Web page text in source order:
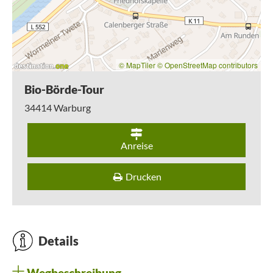
und Klaus Engemann haben mit Sonderkulturen wie
Pilzzucht, Chicorée und Erdbeeren und dem vielfältigen
Gemüseanbau den Anfang gemacht. Im Ort wird
mittlerweile auf einem überdurchschnittlich hohen Anteil
der bewirtschafteten Fläche ökologischer Landbau
betrieben.
Durch den Stubbig fahren wir auf dem Feldweg Richtung
Lütgeneder. Wir verlassen kurz den ausgeschilderten
Radweg und fahren Richtung Borgentreich. Dort passieren
wir den Echeler Bruch, wo man eine Überraschung erlebt:
eine Begegnung mit Wasserbüffeln. Wie Kühe sind die
Wasserbüffel ungemein neugierig und kommen in dem
eingezäunten Bereich gern näher an die Zuschauerränge.
Minitümpel, von Heuschrecken und Libellen zur Eiablage
genutzt. Hier gibt es auch Vorkommen von Rote-Liste-
Arten wie Wachtelkönig und Braunkehlchen. Weiter geht es
Nächste Station ist das Steinerne Haus, wo die
Landschaftsstation des Kreises Höxter beherbergt ist. Sven
Mindermann, Geschäftsführer der Landschaftsstation, ist
stolz mit seinem Team in einem Zeugnis der Klosterkultur
© MapTiler© OpenStreetMap contributors
Bio-Börde-Tour
34414Warburg
Anreise
Drucken
Details